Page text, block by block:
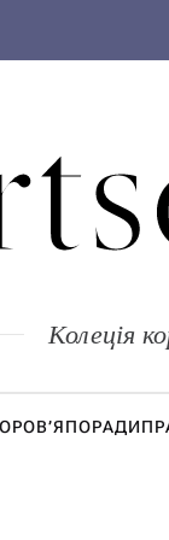
Колеція
ПОРАДИ